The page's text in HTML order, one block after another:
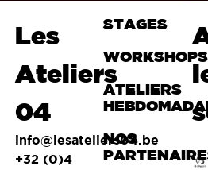
Les
Ateliers
04
info@lesateliers04.be
+32 (0)4
STAGES
WORKSHOPS
ATELIERS
NOS